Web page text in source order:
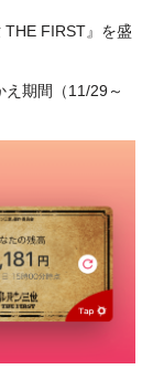
FIRST』を盛
期間（11/29～